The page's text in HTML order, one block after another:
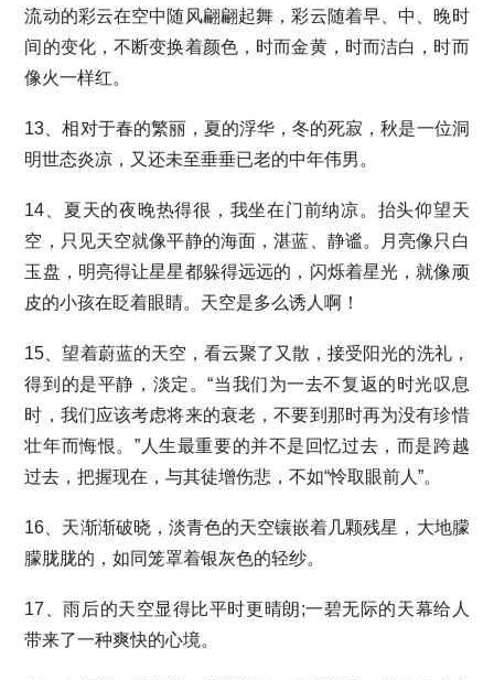
流动的彩云在空中随风翩翩起舞，彩云随着早、中、晚时
间的变化，不断变换着颜色，时而金黄，时而洁白，时而
像火一样红。
13、相对于春的繁丽，夏的浮华，冬的死寂，秋是一位洞
明世态炎凉，又还未至垂垂已老的中年伟男。
14、夏天的夜晚热得很，我坐在门前纳凉。抬头仰望天
空，只见天空就像平静的海面，湛蓝、静谧。月亮像只白
玉盘，明亮得让星星都躲得远远的，闪烁着星光，就像顽
皮的小孩在眨着眼睛。天空是多么诱人啊！
15、望着蔚蓝的天空，看云聚了又散，接受阳光的洗礼，
得到的是平静，淡定。“当我们为一去不复返的时光叹息
时，我们应该考虑将来的衰老，不要到那时再为没有珍惜
壮年而悔恨。”人生最重要的并不是回忆过去，而是跨越
过去，把握现在，与其徒增伤悲，不如“怜取眼前人”。
16、天渐渐破晓，淡青色的天空镶嵌着几颗残星，大地朦
朦胧胧的，如同笼罩着银灰色的轻纱。
17、雨后的天空显得比平时更晴朗;一碧无际的天幕给人
带来了一种爽快的心境。